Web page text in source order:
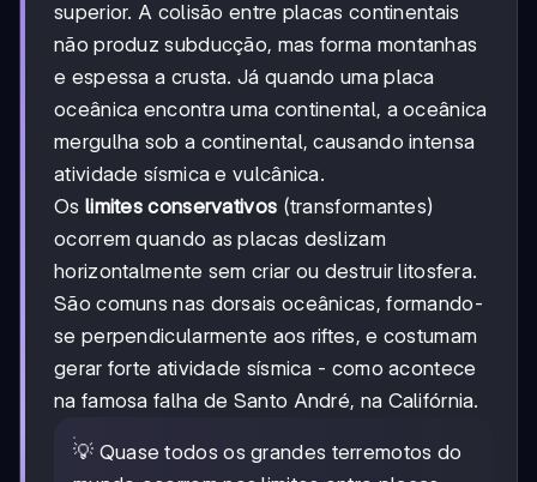
superior. A colisão entre placas continentais
não produz subducção, mas forma montanhas
e espessa a crusta. Já quando uma placa
oceânica encontra uma continental, a oceânica
mergulha sob a continental, causando intensa
atividade sísmica e vulcânica.
Os limites conservativos (transformantes)
ocorrem quando as placas deslizam
horizontalmente sem criar ou destruir litosfera.
São comuns nas dorsais oceânicas, formando-
se perpendicularmente aos riftes, e costumam
gerar forte atividade sísmica - como acontece
na famosa falha de Santo André, na Califórnia.
💡 Quase todos os grandes terremotos do